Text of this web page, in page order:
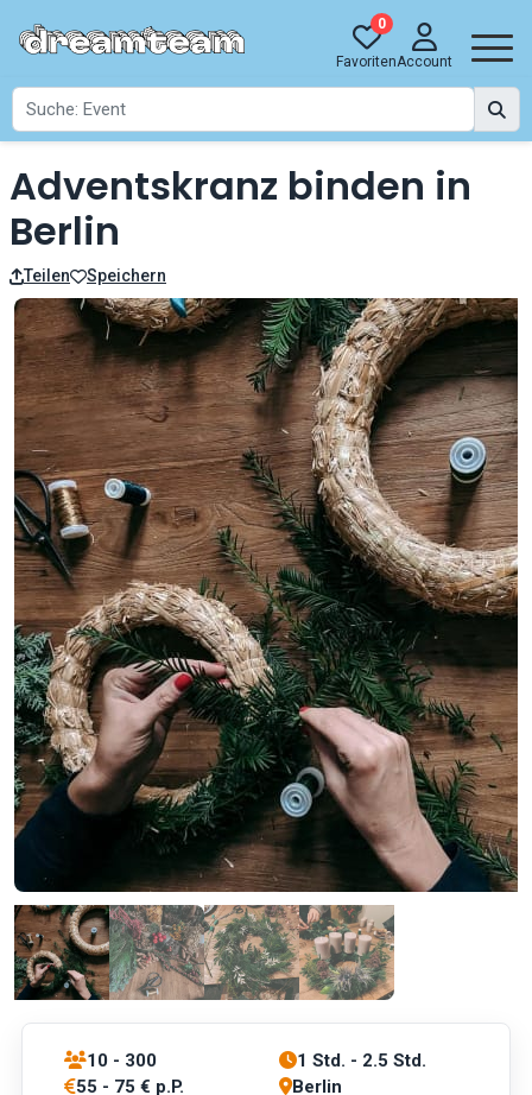
0
FavoritenAccount
Adventskranz binden in
Berlin
Teilen Speichern
10 - 300
1 Std. - 2.5 Std.
55 - 75 € p.P.
Berlin